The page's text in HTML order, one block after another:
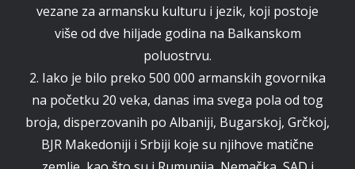
vezane za armansku kulturu i jezik, koji postoje
više od dve hiljade godina na Balkanskom
poluostrvu.
2. Iako je bilo preko 500 000 armanskih govornika
na početku 20 veka, danas ima svega pola od tog
broja, disperzovanih po Albaniji, Bugarskoj, Grčkoj,
BJR Makedoniji i Srbiji koje su njihove matične